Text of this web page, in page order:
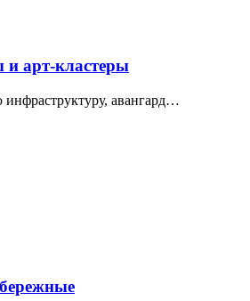
арт-кластеры
авангард…